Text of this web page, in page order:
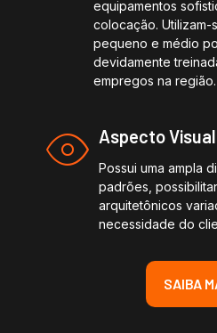
equipamentos
colocação.
pequeno e médio
devidamente
empregos na região.
Aspecto Visual
Possui uma ampla
padrões,
arquitetônicos
necessidade do
SAIBA